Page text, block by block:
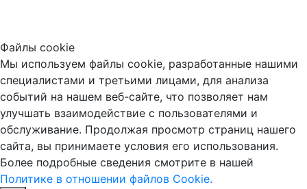
Файлы cookie
Мы используем файлы cookie, разработанные нашими
специалистами и третьими лицами, для анализа
событий на нашем веб-сайте, что позволяет нам
улучшать взаимодействие с пользователями и
обслуживание. Продолжая просмотр страниц нашего
сайта, вы принимаете условия его использования.
Более подробные сведения смотрите в нашей
Политике в отношении файлов Cookie.